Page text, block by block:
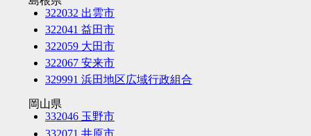
322032 出雲市
322041 益田市
322059 大田市
322067 安来市
329991 浜田地区広域行政組合
岡山県
332046 玉野市
332071 井原市